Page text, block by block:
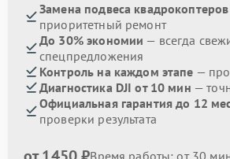
Замена подвеса
приоритетный ремонт
До 30% экономии — всегда
спецпредложения
Контроль на каждом этапе —
Диагностика DJI от 10 мин —
Официальная гарантия до 12
проверки результата
Время работы: от 30